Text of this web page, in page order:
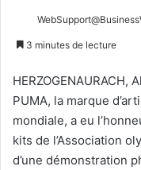
3 minutes de lecture
HERZOGENAURACH,
PUMA, la marque
mondiale, a eu
kits de l’Association
d’une démonstration